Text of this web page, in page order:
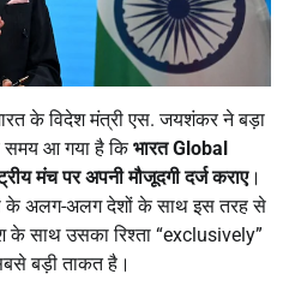
के विदेश मंत्री एस. जयशंकर ने बड़ा
समय आ गया है किभारत Global
मंच पर अपनी मौजूदगी दर्ज कराए।
के अलग-अलग देशों के साथ इस तरह से
के साथ उसका रिश्ता “exclusively”
बड़ी ताकत है।